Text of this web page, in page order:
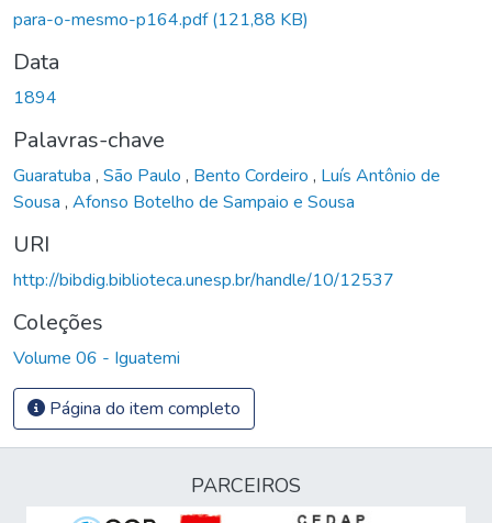
para-o-mesmo-p164.pdf(121,88 KB)
Data
1894
Palavras-chave
Guaratuba , São Paulo , Bento Cordeiro , Luís Antônio de
Sousa , Afonso Botelho de Sampaio e Sousa
URI
http://bibdig.biblioteca.unesp.br/handle/10/12537
Coleções
Volume 06 - Iguatemi
Página do item completo
PARCEIROS